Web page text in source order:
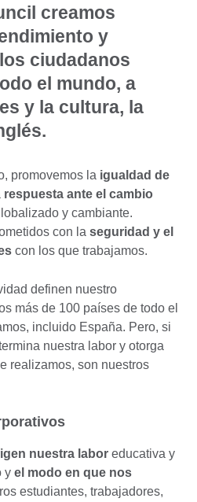
creamos
y
ciudadanos
el mundo, a
y la cultura, la
promovemos la igualdad de
respuesta ante el cambio
y cambiante.
con la seguridad y el
con los que trabajamos.
definen nuestro
más de 100 países de todo el
incluido España. Pero, si
nuestra labor y otorga
realizamos, son nuestros
nuestra labor educativa y
y el modo en que nos
estudiantes, trabajadores,